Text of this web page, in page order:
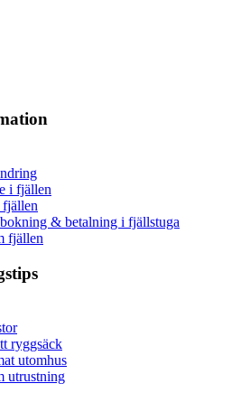
i fjällen
& betalning i fjällstuga
fjällen
ryggsäck
utomhus
utrustning